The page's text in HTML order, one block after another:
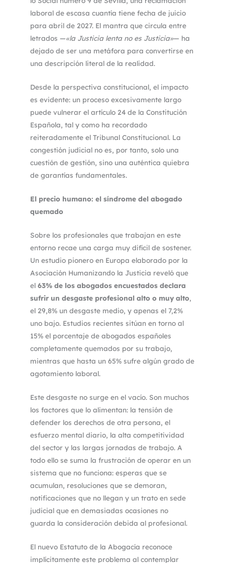
laboral de escasa cuantía tiene fecha de juicio
para abril de 2027. El mantra que circula entre
letrados —«la Justicia lenta no es Justicia»— ha
dejado de ser una metáfora para convertirse en
una descripción literal de la realidad.
Desde la perspectiva constitucional, el impacto
es evidente: un proceso excesivamente largo
puede vulnerar el artículo 24 de la Constitución
Española, tal y como ha recordado
reiteradamente el Tribunal Constitucional. La
congestión judicial no es, por tanto, solo una
cuestión de gestión, sino una auténtica quiebra
de garantías fundamentales.
El precio humano: el síndrome del abogado
quemado
Sobre los profesionales que trabajan en este
entorno recae una carga muy difícil de sostener.
Un estudio pionero en Europa elaborado por la
Asociación Humanizando la Justicia reveló que
el 63% de los abogados encuestados declara
sufrir un desgaste profesional alto o muy alto,
el 29,8% un desgaste medio, y apenas el 7,2%
uno bajo. Estudios recientes sitúan en torno al
15% el porcentaje de abogados españoles
completamente quemados por su trabajo,
mientras que hasta un 65% sufre algún grado de
agotamiento laboral.
Este desgaste no surge en el vacío. Son muchos
los factores que lo alimentan: la tensión de
defender los derechos de otra persona, el
esfuerzo mental diario, la alta competitividad
del sector y las largas jornadas de trabajo. A
todo ello se suma la frustración de operar en un
sistema que no funciona: esperas que se
acumulan, resoluciones que se demoran,
notificaciones que no llegan y un trato en sede
judicial que en demasiadas ocasiones no
guarda la consideración debida al profesional.
El nuevo Estatuto de la Abogacía reconoce
implícitamente este problema al contemplar